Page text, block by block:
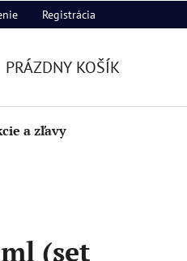
Registrácia
PRÁZDNY KOŠÍK
a zľavy
(set